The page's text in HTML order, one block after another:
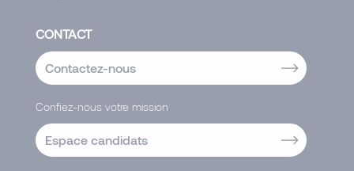
CONTACT
Contactez-nous
Confiez-nous votre mission
Espace candidats